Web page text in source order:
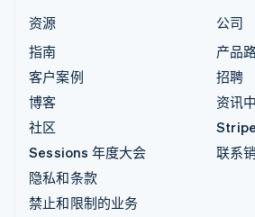
资源
指南
客户案例
博客
社区
Sessions 年度大会
隐私和条款
禁止和限制的业务
公司
产品
招聘
资讯
联系